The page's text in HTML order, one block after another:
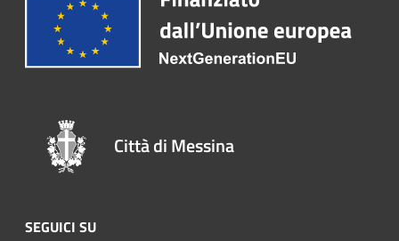
Città di Messina
SEGUICI SU